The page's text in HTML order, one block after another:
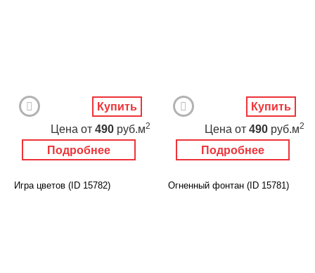
Подробнее
Цена от 490 руб.м2
Купить
Подробнее
Цена от 490 руб.м2
Купить
Игра цветов (ID 15782) Огненный фонтан (ID 15781)